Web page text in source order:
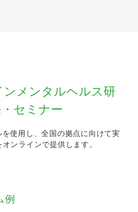
ンメンタルヘルス研
セミナー
使用し、全国の拠点に向けて実
ンラインで提供します。
例